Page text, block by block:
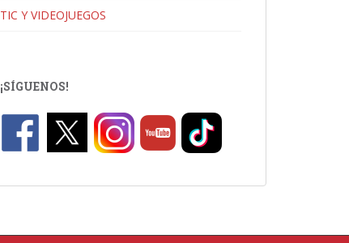
TIC Y VIDEOJUEGOS
¡SÍGUENOS!